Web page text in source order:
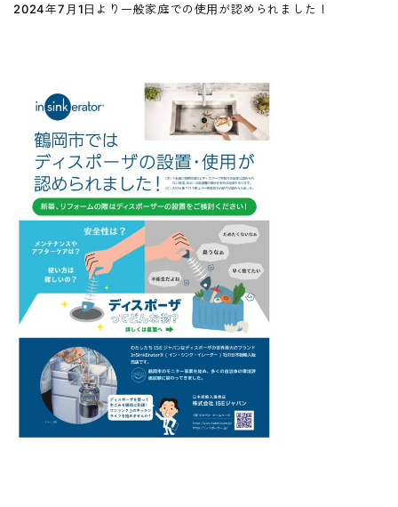
2024年7月1日より一般家庭での使用が認められました！